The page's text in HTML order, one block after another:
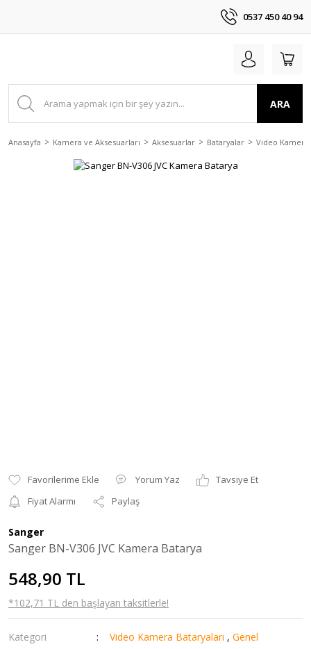
0537 450 40 94
ARA
Anasayfa Kamera ve Aksesuarları Aksesuarlar Bataryalar Video Kamera
Yorum Yaz
Tavsiye Et
Fiyat Alarmı
Paylaş
Sanger
Sanger BN-V306 JVC Kamera Batarya
548,90 TL
*102,71 TL den başlayan taksitlerle!
Kategori Video Kamera Bataryaları ,Genel